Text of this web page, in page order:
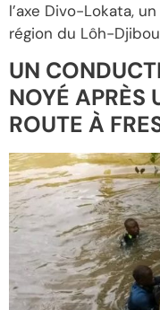
l’axe Divo-Lokata,
région du Lôh-
UN
NOYÉ APRÈS
ROUTE À